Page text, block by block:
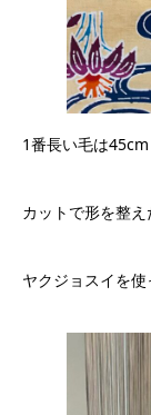
1番長い毛は45cm
カットで形を整え
ヤクジョスイを